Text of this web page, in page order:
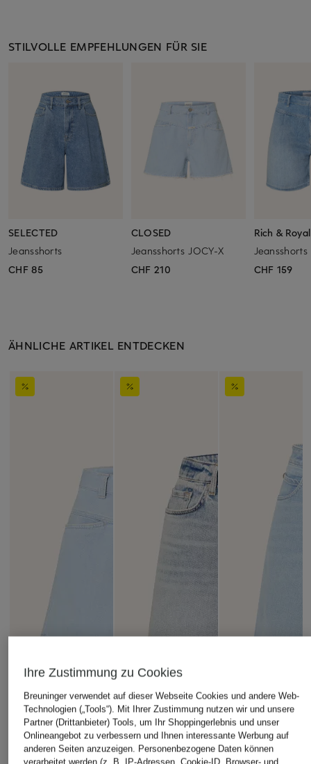
STILVOLLE EMPFEHLUNGEN FÜR SIE
SELECTED
Jeansshorts
CHF 85
CLOSED
Jeansshorts JOCY-X
CHF 210
Rich & Royal
Jeansshorts
CHF 159
ÄHNLICHE ARTIKEL ENTDECKEN
Ihre Zustimmung zu Cookies
Breuninger verwendet auf dieser Webseite Cookies und andere Web-
Technologien („Tools“). Mit Ihrer Zustimmung nutzen wir und unsere
Partner (Drittanbieter) Tools, um Ihr Shoppingerlebnis und unser
Onlineangebot zu verbessern und Ihnen interessante Werbung auf
anderen Seiten anzuzeigen. Personenbezogene Daten können
verarbeitet werden (z. B. IP-Adressen, Cookie-ID, Browser- und